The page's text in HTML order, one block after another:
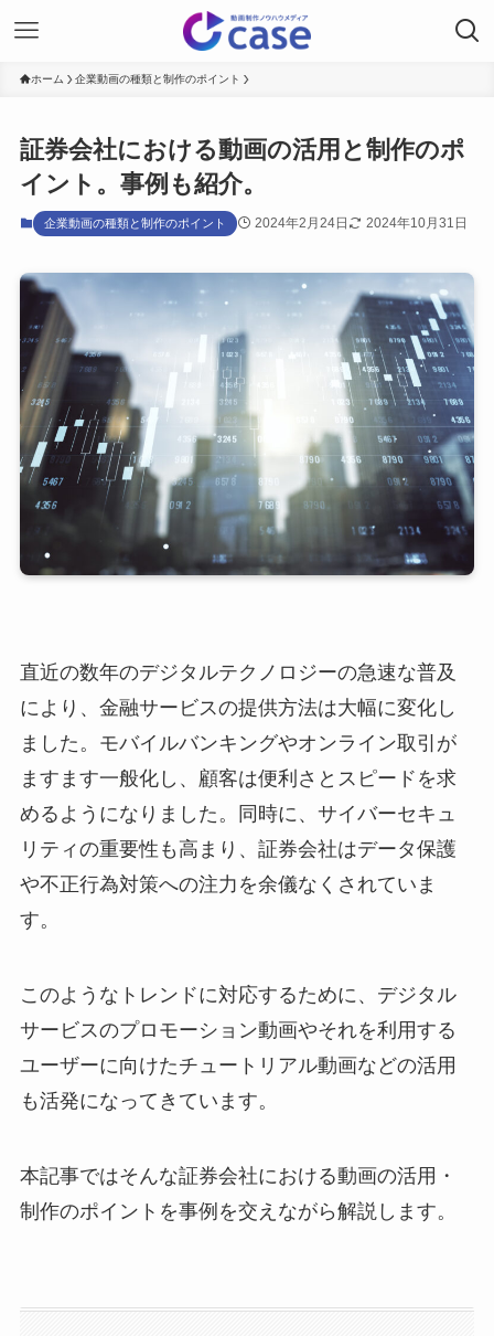
ホーム 企業動画の種類と制作のポイント
証券会社における動画の活用と制作のポ
イント。事例も紹介。
企業動画の種類と制作のポイント 2024年2月24日 2024年10月31日
直近の数年のデジタルテクノロジーの急速な普及
により、金融サービスの提供方法は大幅に変化し
ました。モバイルバンキングやオンライン取引が
ますます一般化し、顧客は便利さとスピードを求
めるようになりました。同時に、サイバーセキュ
リティの重要性も高まり、証券会社はデータ保護
や不正行為対策への注力を余儀なくされていま
す。
このようなトレンドに対応するために、デジタル
サービスのプロモーション動画やそれを利用する
ユーザーに向けたチュートリアル動画などの活用
も活発になってきています。
本記事ではそんな証券会社における動画の活用・
制作のポイントを事例を交えながら解説します。